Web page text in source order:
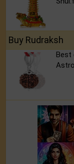
Buy Rudraksh
Best